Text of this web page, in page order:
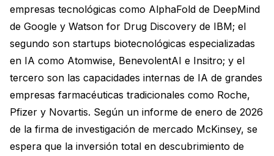
empresas tecnológicas como AlphaFold de DeepMind
de Google y Watson for Drug Discovery de IBM; el
segundo son startups biotecnológicas especializadas
en IA como Atomwise, BenevolentAI e Insitro; y el
tercero son las capacidades internas de IA de grandes
empresas farmacéuticas tradicionales como Roche,
Pfizer y Novartis. Según un informe de enero de 2026
de la firma de investigación de mercado McKinsey, se
espera que la inversión total en descubrimiento de